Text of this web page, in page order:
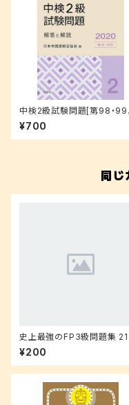
中検2級試験問題[第98・99
解答と解説 2020年版
¥700
同じ
史上最強のFP3級問題集
2年版
¥200